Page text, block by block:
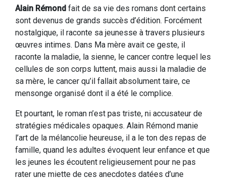
Alain Rémond fait de sa vie des romans dont certains
sont devenus de grands succès d’édition. Forcément
nostalgique, il raconte sa jeunesse à travers plusieurs
œuvres intimes. Dans Ma mère avait ce geste, il
raconte la maladie, la sienne, le cancer contre lequel les
cellules de son corps luttent, mais aussi la maladie de
sa mère, le cancer qu’il fallait absolument taire, ce
mensonge organisé dont il a été le complice.
Et pourtant, le roman n’est pas triste, ni accusateur de
stratégies médicales opaques. Alain Rémond manie
l’art de la mélancolie heureuse, il a le ton des repas de
famille, quand les adultes évoquent leur enfance et que
les jeunes les écoutent religieusement pour ne pas
rater une miette de ces anecdotes datées d’une